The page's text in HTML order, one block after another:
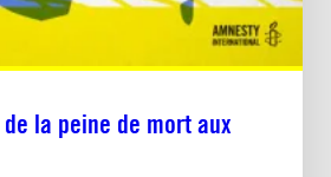
la peine de mort aux